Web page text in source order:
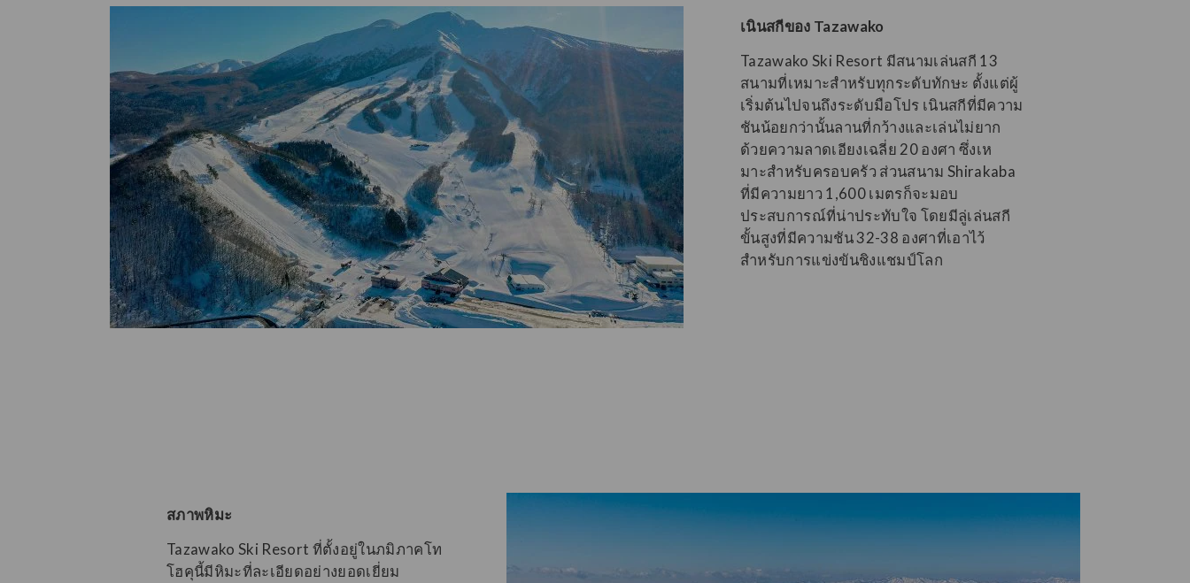
เนินสกีของ Tazawako
Tazawako Ski Resort มีสนามเล่นสกี 13
สนามที่เหมาะสําหรับทุกระดับทักษะ ตั้งแต่ผู้
เริ่มต้นไปจนถึงระดับมือโปร เนินสกีที่มีความ
ชันน้อยกว่านั้นลานที่กว้างและเล่นไม่ยาก
ด้วยความลาดเอียงเฉลี่ย 20 องศา ซึ่งเห
มาะสําหรับครอบครัว ส่วนสนาม Shirakaba
ที่มีความยาว 1,600 เมตรก็จะมอบ
ประสบการณ์ที่น่าประทับใจ โดยมีลู่เล่นสกี
ขั้นสูงที่มีความชัน 32-38 องศาที่เอาไว้
สำหรับการแข่งขันชิงแชมป์โลก
สภาพหิมะ
Tazawako Ski Resort ที่ตั้งอยู่ในภมิภาคโท
โฮคุนี้มีหิมะที่ละเอียดอย่างยอดเยี่ยม